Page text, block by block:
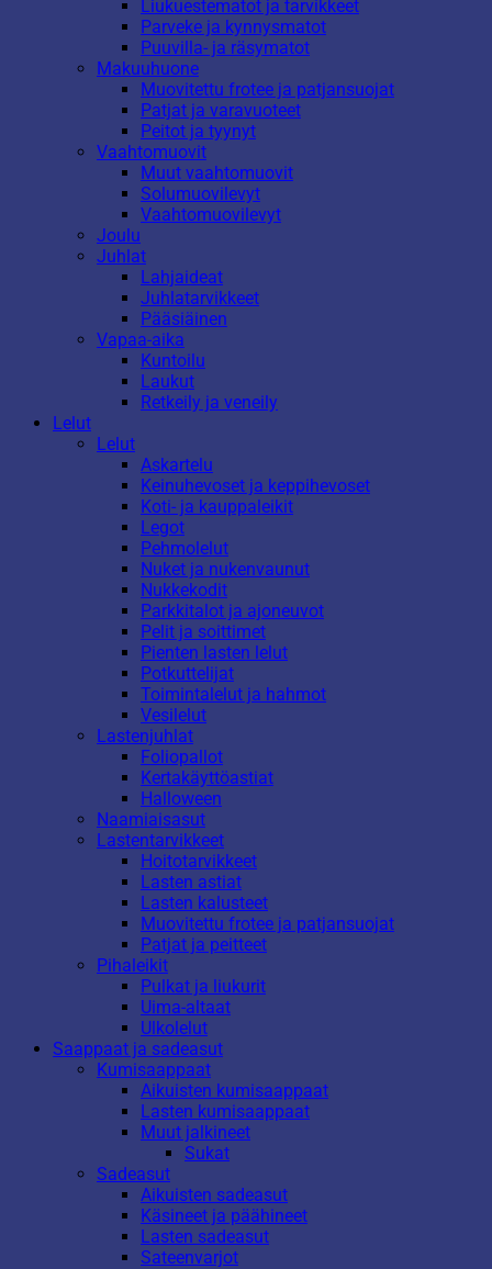
Liukuestematot ja tarvikkeet
Parveke ja kynnysmatot
Puuvilla- ja räsymatot
Makuuhuone
Muovitettu frotee ja patjansuojat
Patjat ja varavuoteet
Peitot ja tyynyt
Vaahtomuovit
Muut vaahtomuovit
Solumuovilevyt
Vaahtomuovilevyt
Joulu
Juhlat
Lahjaideat
Juhlatarvikkeet
Pääsiäinen
Vapaa-aika
Kuntoilu
Laukut
Retkeily ja veneily
Lelut
Lelut
Askartelu
Keinuhevoset ja keppihevoset
Koti- ja kauppaleikit
Legot
Pehmolelut
Nuket ja nukenvaunut
Nukkekodit
Parkkitalot ja ajoneuvot
Pelit ja soittimet
Pienten lasten lelut
Potkuttelijat
Toimintalelut ja hahmot
Vesilelut
Lastenjuhlat
Foliopallot
Kertakäyttöastiat
Halloween
Naamiaisasut
Lastentarvikkeet
Hoitotarvikkeet
Lasten astiat
Lasten kalusteet
Muovitettu frotee ja patjansuojat
Patjat ja peitteet
Pihaleikit
Pulkat ja liukurit
Uima-altaat
Ulkolelut
Saappaat ja sadeasut
Kumisaappaat
Aikuisten kumisaappaat
Lasten kumisaappaat
Muut jalkineet
Sukat
Sadeasut
Aikuisten sadeasut
Käsineet ja päähineet
Lasten sadeasut
Sateenvarjot